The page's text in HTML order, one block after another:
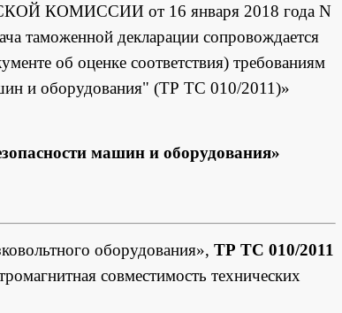
КОМИССИИ от 16 января 2018 года N
таможенной декларации сопровождается
об оценке соответствия) требованиям
и оборудования" (ТР ТС 010/2011)»
машин и оборудования»
оборудования», ТР ТС 010/2011
совместимость технических